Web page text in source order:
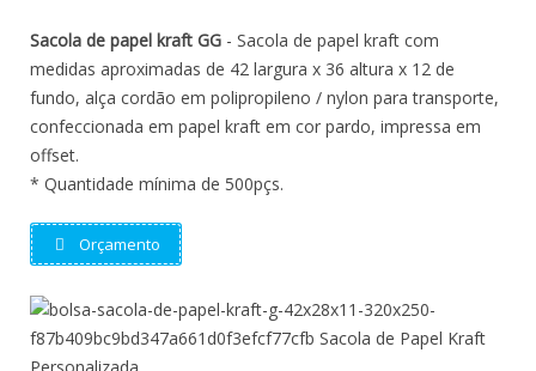
Sacola de papel kraft GG - Sacola de papel kraft com
medidas aproximadas de 42 largura x 36 altura x 12 de
fundo, alça cordão em polipropileno / nylon para transporte,
confeccionada em papel kraft em cor pardo, impressa em
offset.
* Quantidade mínima de 500pçs.
Orçamento